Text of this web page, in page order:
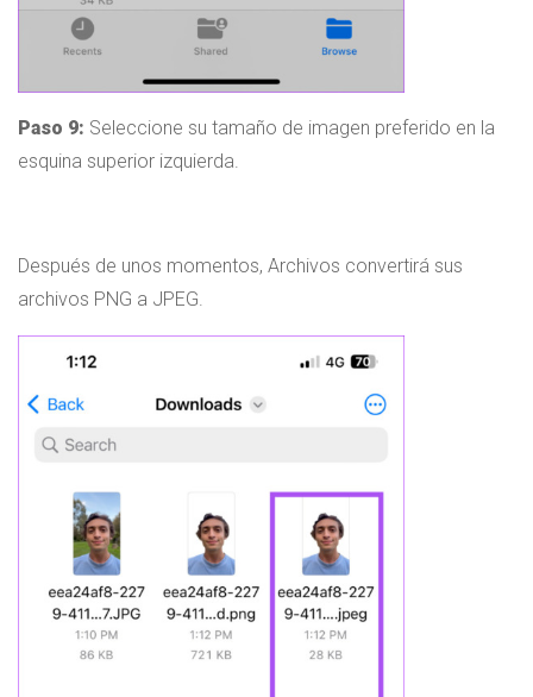
Paso 9: Seleccione su tamaño de imagen preferido en la
esquina superior izquierda.
Después de unos momentos, Archivos convertirá sus
archivos PNG a JPEG.